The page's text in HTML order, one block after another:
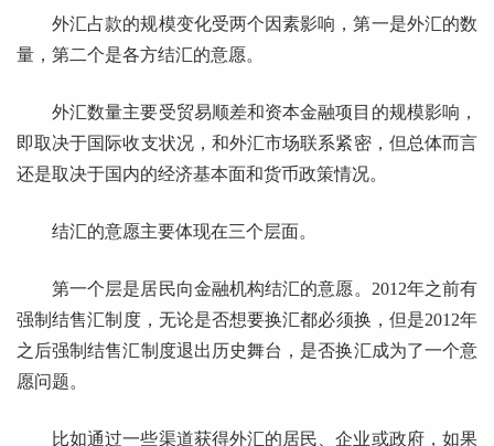
外汇占款的规模变化受两个因素影响，第一是外汇的数
量，第二个是各方结汇的意愿。
外汇数量主要受贸易顺差和资本金融项目的规模影响，
即取决于国际收支状况，和外汇市场联系紧密，但总体而言
还是取决于国内的经济基本面和货币政策情况。
结汇的意愿主要体现在三个层面。
第一个层是居民向金融机构结汇的意愿。2012年之前有
强制结售汇制度，无论是否想要换汇都必须换，但是2012年
之后强制结售汇制度退出历史舞台，是否换汇成为了一个意
愿问题。
比如通过一些渠道获得外汇的居民、企业或政府，如果